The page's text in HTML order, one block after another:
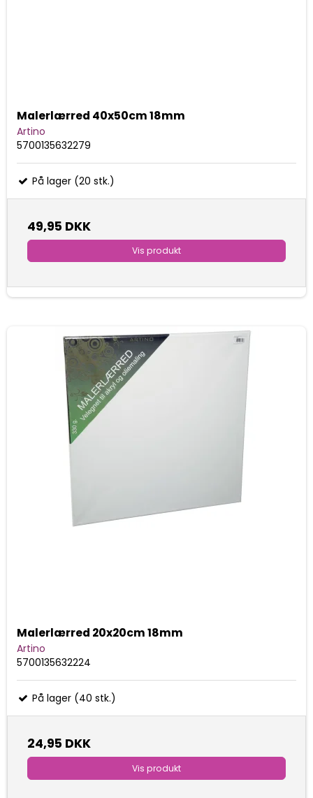
Malerlærred 40x50cm 18mm
Artino
5700135632279
På lager (20 stk.)
49,95 DKK
Vis produkt
Malerlærred 20x20cm 18mm
Artino
5700135632224
På lager (40 stk.)
24,95 DKK
Vis produkt